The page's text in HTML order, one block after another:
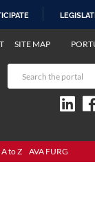
SITE MAP
to Z AVA FURG